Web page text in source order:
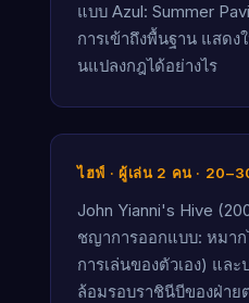
แบบ Azul: Summer
การเข้าถึงพื้นฐาน แสด
นแปลงกฎได้อย่างไร
ไฮฟ์ · ผู้เล่น 2 คน ·
John Yianni's Hive
ชญาการออกแบบ: หมา
การเล่นของตัวเอง) แล
ล้อมรอบราชินีบีของฝ่าย